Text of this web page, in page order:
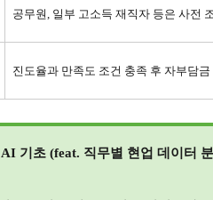
공무원, 일부 고소득 재직자 등은 사전
진도율과 만족도 조건 충족 후 자부담금
AI 기초 (feat. 직무별 현업 데이터